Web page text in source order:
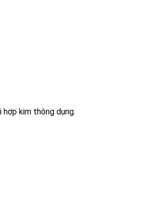
hợp kim thông dụng.